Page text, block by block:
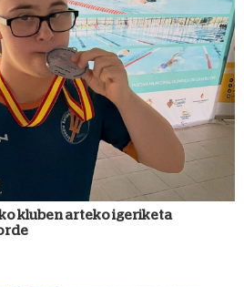
kluben arteko igeriketa